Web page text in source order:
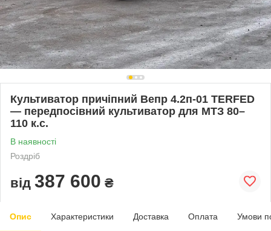
Культиватор причіпний Вепр 4.2п-01 TERFED
— передпосівний культиватор для МТЗ 80–
110 к.с.
В наявності
Роздріб
від 387 600 ₴
Опис Характеристики Доставка Оплата Умови